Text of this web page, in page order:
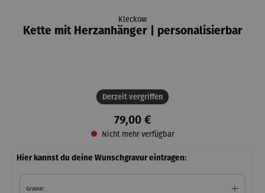
Kleckow
Kette mit Herzanhänger | personalisierbar
Derzeit vergriffen
79,00 €
Nicht mehr verfügbar
Hier kannst du deine Wunschgravur eintragen:
Gravur: